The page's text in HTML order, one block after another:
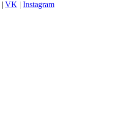
| VK | Instagram